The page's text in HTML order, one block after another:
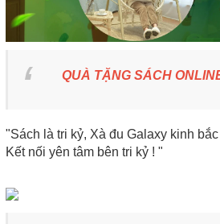
QUÀ TẶNG SÁCH
"Sách là tri kỷ, Xà đu Galaxy kinh
Kết nối yên tâm bên tri kỷ ! "